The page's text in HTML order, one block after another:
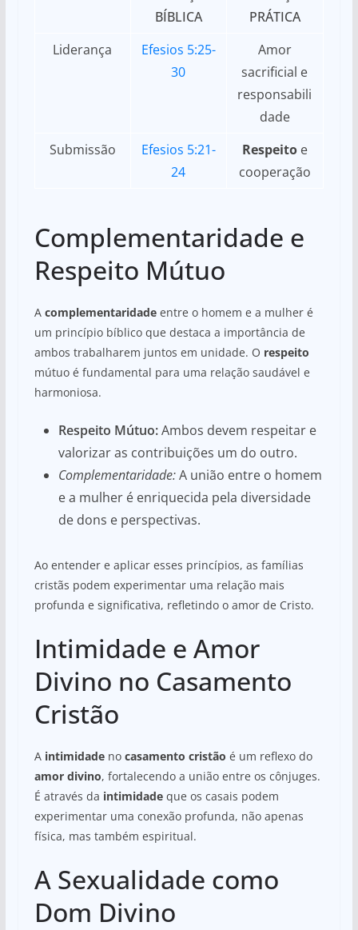
BÍBLICA
PRÁTICA
Liderança
Efesios 5:25-
30
Amor
sacrificial e
responsabili
dade
Submissão
Efesios 5:21-
24
Respeitoe
cooperação
Complementaridade e
Respeito Mútuo
A complementaridadeentre o homem e a mulher é
um princípio bíblico que destaca a importância de
ambos trabalharem juntos em unidade. O respeito
mútuo é fundamental para uma relação saudável e
harmoniosa.
Respeito Mútuo:Ambos devem respeitar e
valorizar as contribuições um do outro.
Complementaridade:A união entre o homem
e a mulher é enriquecida pela diversidade
de dons e perspectivas.
Ao entender e aplicar esses princípios, as famílias
cristãs podem experimentar uma relação mais
profunda e significativa, refletindo o amor de Cristo.
Intimidade e Amor
Divino no Casamento
Cristão
A intimidadeno casamento cristão é um reflexo do
amor divino, fortalecendo a união entre os cônjuges.
É através da intimidadeque os casais podem
experimentar uma conexão profunda, não apenas
física, mas também espiritual.
A Sexualidade como
Dom Divino